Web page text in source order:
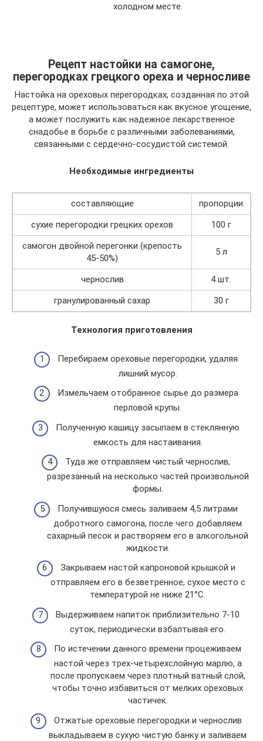
холодном месте.
Рецепт настойки на самогоне,
перегородках грецкого ореха и черносливе
Настойка на ореховых перегородках, созданная по этой
рецептуре, может использоваться как вкусное угощение,
а может послужить как надежное лекарственное
снадобье в борьбе с различными заболеваниями,
связанными с сердечно-сосудистой системой.
Необходимые ингредиенты
составляющие
пропорции
сухие перегородки грецких орехов
100 г
самогон двойной перегонки (крепость
45-50%)
5 л
чернослив
4 шт.
гранулированный сахар
30 г
Технология приготовления
Перебираем ореховые перегородки, удаляя
лишний мусор.
Измельчаем отобранное сырье до размера
перловой крупы.
Полученную кашицу засыпаем в стеклянную
емкость для настаивания.
Туда же отправляем чистый чернослив,
разрезанный на несколько частей произвольной
формы.
Получившуюся смесь заливаем 4,5 литрами
добротного самогона, после чего добавляем
сахарный песок и растворяем его в алкогольной
жидкости.
Закрываем настой капроновой крышкой и
отправляем его в безветренное, сухое место с
температурой не ниже 21°С.
Выдерживаем напиток приблизительно 7-10
суток, периодически взбалтывая его.
По истечении данного времени процеживаем
настой через трех-четырехслойную марлю, а
после пропускаем через плотный ватный слой,
чтобы точно избавиться от мелких ореховых
частичек.
Отжатые ореховые перегородки и чернослив
выкладываем в сухую чистую банку и заливаем